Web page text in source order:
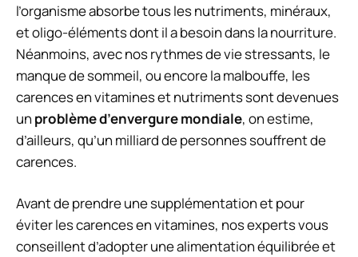
l’organisme absorbe tous les nutriments, minéraux,
et oligo-éléments dont il a besoin dans la nourriture.
Néanmoins, avec nos rythmes de vie stressants, le
manque de sommeil, ou encore la malbouffe, les
carences en vitamines et nutriments sont devenues
un problème d’envergure mondiale, on estime,
d’ailleurs, qu’un milliard de personnes souffrent de
carences.
Avant de prendre une supplémentation et pour
éviter les carences en vitamines, nos experts vous
conseillent d’adopter une alimentation équilibrée et